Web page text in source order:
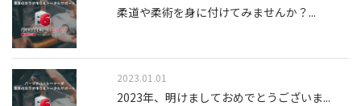
柔道や柔術を身に付けてみませんか？ ...
2023.01.01
2023年、明けましておめでとうございま...